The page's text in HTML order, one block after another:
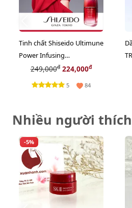
Tinh chất Shiseido Ultimune
Power Infusing
Concentrate khôi phục, tái
tạo da, 10ml
249,000đ224,000đ
5 84
Nhiều người thích
-5%